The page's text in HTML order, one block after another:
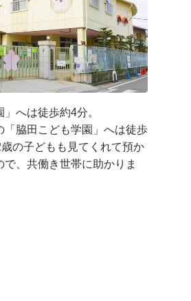
」へは徒歩約4分。
「脇田こども学園」へは徒歩
の子どもも見てくれて預か
で、共働き世帯に助かりま